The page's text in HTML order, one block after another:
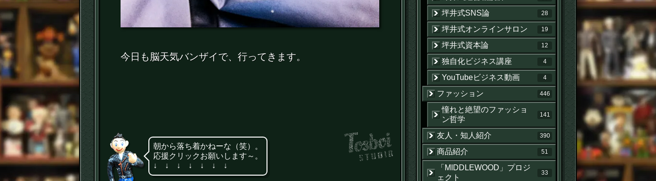
今日も脳天気バンザイで、行ってきます。
朝から落ち着かねーな（笑）。
応援クリックお願いします～。
↓ ↓ ↓ ↓ ↓ ↓ ↓
坪井式SNS論 28
坪井式オンラインサロン 19
坪井式資本論 12
独自化ビジネス講座 4
YouTubeビジネス動画 4
ファッション 446
憧れと絶望のファッショ
ン哲学
141
友人・知人紹介 390
商品紹介 51
「MIDDLEWOOD」プロジ
ェクト
33